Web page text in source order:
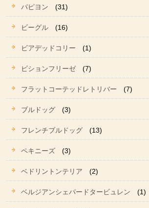
パピヨン (31)
ビーグル (16)
ビアデッドコリー (1)
ビションフリーゼ (7)
フラットコーテッドレトリバー (7)
ブルドッグ (3)
フレンチブルドッグ (13)
ペキニーズ (3)
ベドリントンテリア (2)
ベルジアンシェパードタービュレン (1)